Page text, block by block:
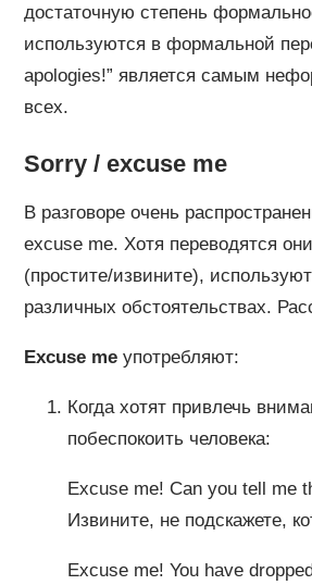
достаточную степень
используются в формальной
apologies!” является самым
всех.
Sorry / excuse me
В разговоре очень
excuse me. Хотя переводятся
(простите/извините),
различных обстоятельствах.
Excuse meупотребляют:
Когда хотят привлечь
побеспокоить человека:
Excuse me! Can you tell me
Извините, не подскажете,
Excuse me! You have